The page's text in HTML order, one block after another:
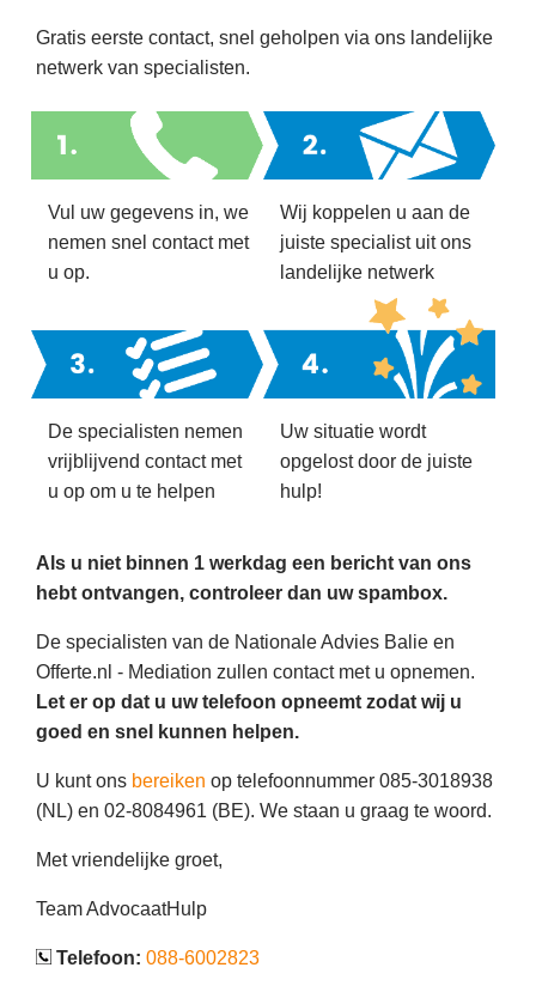
Gratis eerste contact, snel geholpen via ons landelijke
netwerk van specialisten.
Vul uw gegevens in, we
nemen snel contact met
u op.
Wij koppelen u aan de
juiste specialist uit ons
landelijke netwerk
De specialisten nemen
vrijblijvend contact met
u op om u te helpen
Uw situatie wordt
opgelost door de juiste
hulp!
Als u niet binnen 1 werkdag een bericht van ons
hebt ontvangen, controleer dan uw spambox.
De specialisten van de Nationale Advies Balie en
Offerte.nl - Mediation zullen contact met u opnemen.
Let er op dat u uw telefoon opneemt zodat wij u
goed en snel kunnen helpen.
U kunt ons bereiken op telefoonnummer 085-3018938
(NL) en 02-8084961 (BE). We staan u graag te woord.
Met vriendelijke groet,
Team AdvocaatHulp
Telefoon: 088-6002823